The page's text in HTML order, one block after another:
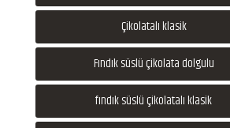
Çikolatalı klasik
Fındık süslü çikolata dolgulu
fındık süslü çikolatalı klasik